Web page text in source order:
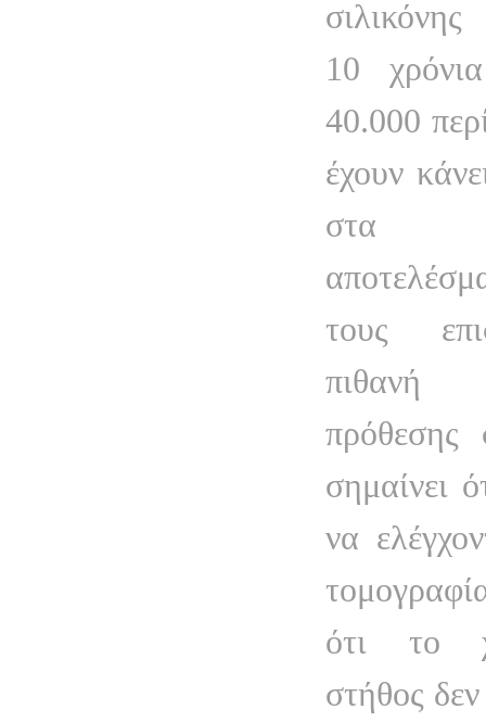
10
40.000
έχουν
στα
τους
πιθανή
πρόθεσης
σημαίνει
να
ότι το
στήθος